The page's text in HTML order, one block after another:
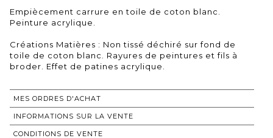
Empiècement carrure en toile de coton blanc.
Peinture acrylique.
Créations Matières : Non tissé déchiré sur fond de
toile de coton blanc. Rayures de peintures et fils à
broder. Effet de patines acrylique.
MES ORDRES D'ACHAT
INFORMATIONS SUR LA VENTE
CONDITIONS DE VENTE